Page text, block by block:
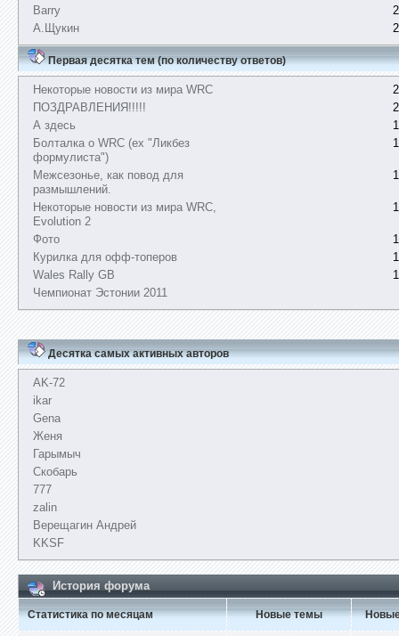
Barry
А.Щукин
Первая десятка тем (по количеству ответов)
Некоторые новости из мира WRC
ПОЗДРАВЛЕНИЯ!!!!!
А здесь
Болталка о WRC (ex "Ликбез
формулиста")
Межсезонье, как повод для
размышлений.
Некоторые новости из мира WRC,
Evolution 2
Фото
Курилка для офф-топеров
Wales Rally GB
Чемпионат Эстонии 2011
Десятка самых активных авторов
AK-72
ikar
Gena
Женя
Гарымыч
Скобарь
777
zalin
Верещагин Андрей
KKSF
История форума
Статистика по месяцам Новые темы